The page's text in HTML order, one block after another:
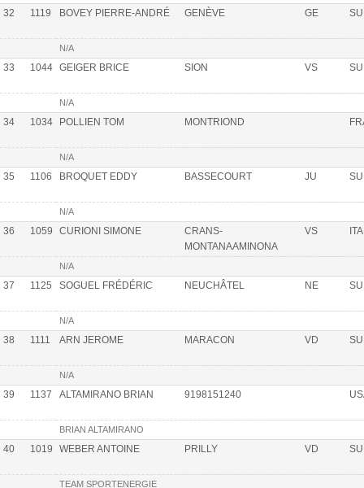
32 1119 BOVEY PIERRE-ANDRÉ GENÈVE GE
N/A
33 1044 GEIGER BRICE SION VS
N/A
34 1034 POLLIEN TOM MONTRIOND
N/A
35 1106 BROQUET EDDY BASSECOURT JU
N/A
36 1059 CURIONI SIMONE
CRANS-
MONTANAAMINONA
VS ITA
N/A
37 1125 SOGUEL FRÉDÉRIC NEUCHÂTEL NE
N/A
38 1111 ARN JEROME MARACON VD
N/A
39 1137 ALTAMIRANO BRIAN 9198151240
BRIAN ALTAMIRANO
40 1019 WEBER ANTOINE PRILLY VD
TEAM SPORTENERGIE